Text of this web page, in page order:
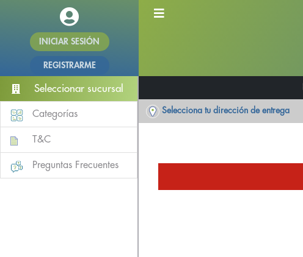
INICIAR SESIÓN
REGISTRARME
Seleccionar sucursal
Categorías
T&C
Preguntas Frecuentes
Selecciona tu dirección de entrega